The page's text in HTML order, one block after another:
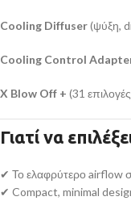
Cooling Diffuser(ψύξη,
Cooling Control
X Blow Off + (31
Γιατί να
✔ Το ελαφρύτερο airflow
✔ Compact, minimal